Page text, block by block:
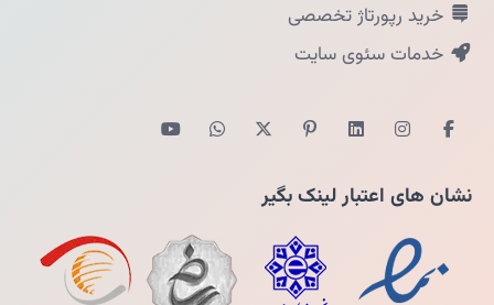
خرید رپورتاژ تخصصی
خدمات سئوی سایت
نشان های اعتبار لینک بگیر